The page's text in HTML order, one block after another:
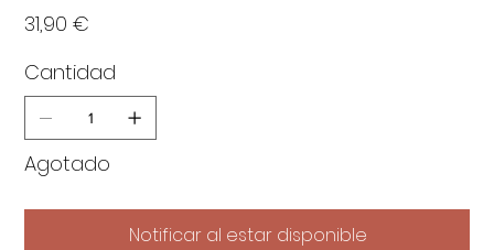
31,90 €
Cantidad
Agotado
Notificar al estar disponible